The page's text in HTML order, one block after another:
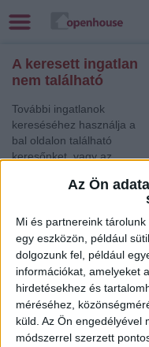
Az Ön
Mi és partnereink
egy eszközön, például
dolgozunk fel, például
információkat, amelyeket
hirdetésekhez és
méréséhez,
küld. Az Ön engedélyével
módszerrel szerzett
A keresett ingatlan
nem található
További ingatlanok
kereséséhez használja a
bal oldalon található
keresőnket, vagy az
Celldömölk
, Eladó
Békéscsaba, Eladó
Kecskemét, Eladó
, Eladó
Sárvár, Kiadó
Törökszentmiklós,